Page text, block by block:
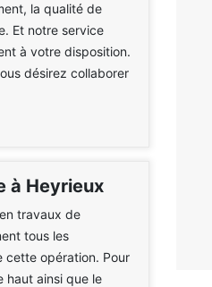
la qualité de
Et notre service
à votre disposition.
désirez collaborer
à Heyrieux
travaux de
tous les
cette opération. Pour
haut ainsi que le